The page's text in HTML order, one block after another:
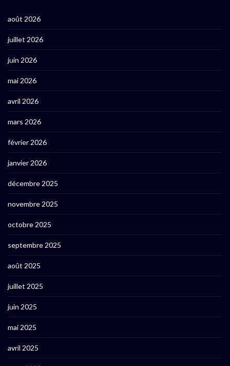
août 2026
juillet 2026
juin 2026
mai 2026
avril 2026
mars 2026
février 2026
janvier 2026
décembre 2025
novembre 2025
octobre 2025
septembre 2025
août 2025
juillet 2025
juin 2025
mai 2025
avril 2025